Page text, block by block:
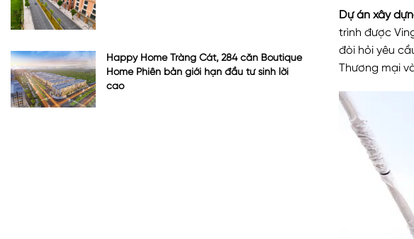
Dự án xây
trình được
đòi hỏi yêu
Thương mại
Happy Home Tràng Cát, 284 căn Boutique
Home Phiên bản giới hạn đầu tư sinh lời
cao